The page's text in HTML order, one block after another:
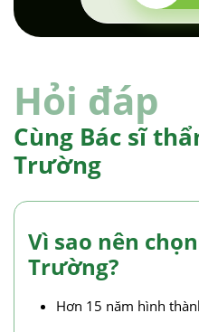
Hỏi đáp
Cùng Bác sĩ
Trường
Vì sao nên
Trường?
Hơn 15 năm hình